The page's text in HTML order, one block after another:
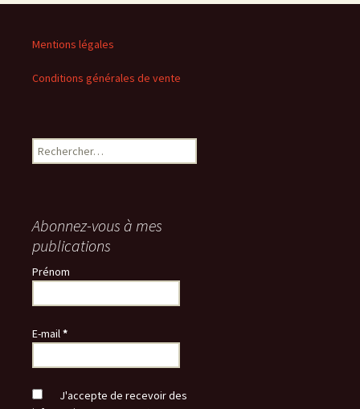
Mentions légales
Conditions générales de vente
Rechercher :
Abonnez-vous à mes
publications
Prénom
E-mail*
J'accepte de recevoir des